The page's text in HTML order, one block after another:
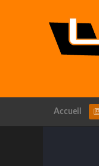
Accueil